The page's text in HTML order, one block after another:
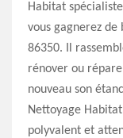
Habitat
vous gagnerez de
86350. Il
rénover ou
nouveau son
Nettoyage
polyvalent et